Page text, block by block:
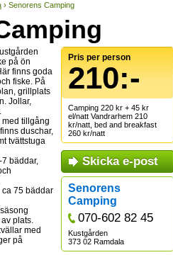
› Senorens Camping
Pris per person
210:-
Camping 220 kr + 45 kr
el/natt Vandrarhem 210
kr/natt, bed and breakfast
260 kr/natt
Skicka e-post
Senorens
Camping
070-602 82 45
Kustgården
373 02 Ramdala
på ön
finns goda
fiske. På
grillplats
Jollar,
tillgång
duschar,
tvättstuga
7 bäddar,
ca 75 bäddar
plats.
med
på